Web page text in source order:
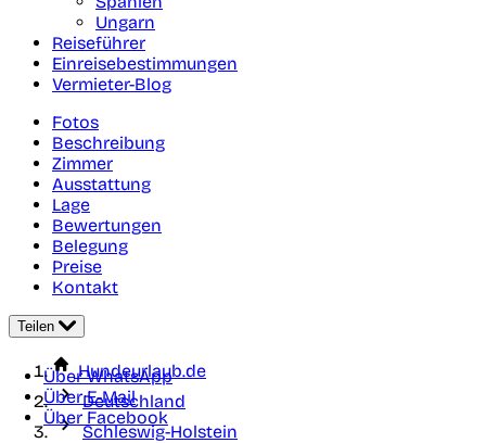
Ungarn
Reiseführer
Einreisebestimmungen
Vermieter-Blog
Fotos
Beschreibung
Zimmer
Ausstattung
Lage
Bewertungen
Belegung
Preise
Kontakt
Teilen
Über WhatsApp
Über E-Mail
Über Facebook
Hundeurlaub.de
Deutschland
Schleswig-Holstein